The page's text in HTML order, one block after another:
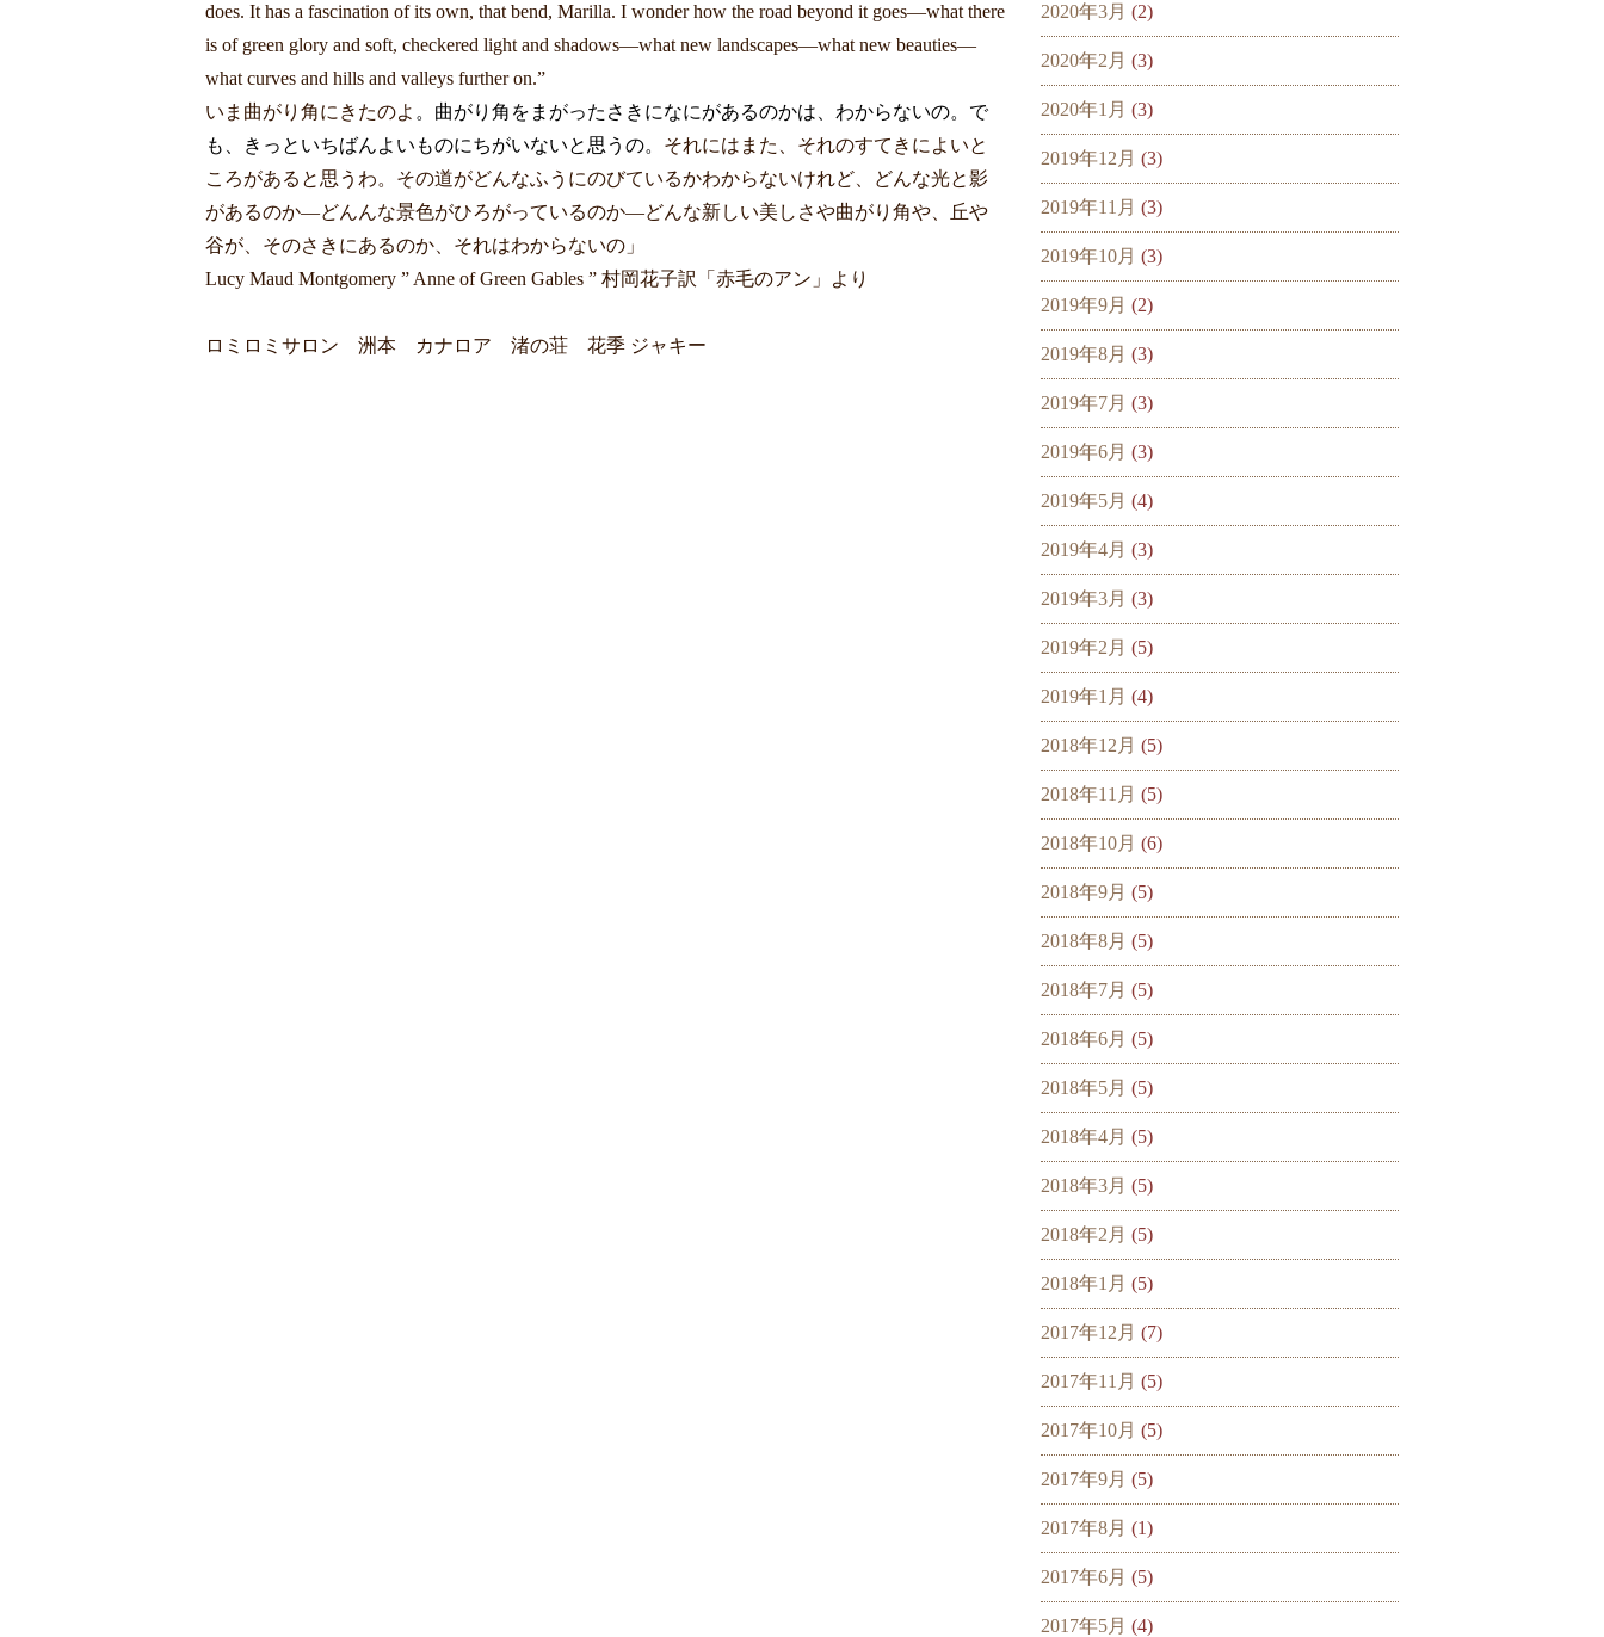
does. It has a fascination of its own, that bend, Marilla. I wonder how the road beyond it goes—what there
is of green glory and soft, checkered light and shadows—what new landscapes—what new beauties—
what curves and hills and valleys further on.”
いま曲がり角にきたのよ 。曲がり角をまがったさきになにがあるのかは、わからないの。で
も、きっといちばんよいものにちがいないと思うの。 それにはまた、それのすてきによいと
ころがあると思うわ。その道がどんなふうにのびているかわからないけれど、どんな光と影
があるのか―どんんな景色がひろがっているのか―どんな新しい美しさや曲がり角や、丘や
谷が、そのさきにあるのか、それはわからないの」
Lucy Maud Montgomery ” Anne of Green Gables ” 村岡花子訳「赤毛のアン」より
ロミロミサロン 洲本 カナロア 渚の荘 花季 ジャキー
2020年3月 (2)
2020年2月 (3)
2020年1月 (3)
2019年12月 (3)
2019年11月 (3)
2019年10月 (3)
2019年9月 (2)
2019年8月 (3)
2019年7月 (3)
2019年6月 (3)
2019年5月 (4)
2019年4月 (3)
2019年3月 (3)
2019年2月 (5)
2019年1月 (4)
2018年12月 (5)
2018年11月 (5)
2018年10月 (6)
2018年9月 (5)
2018年8月 (5)
2018年7月 (5)
2018年6月 (5)
2018年5月 (5)
2018年4月 (5)
2018年3月 (5)
2018年2月 (5)
2018年1月 (5)
2017年12月 (7)
2017年11月 (5)
2017年10月 (5)
2017年9月 (5)
2017年8月 (1)
2017年6月 (5)
2017年5月 (4)